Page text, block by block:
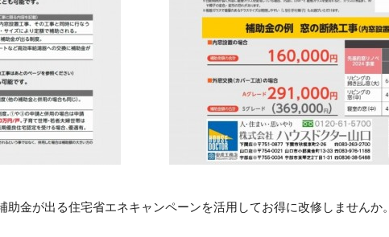
金が出る住宅省エネキャンペーンを活用してお得に改修しませんか。